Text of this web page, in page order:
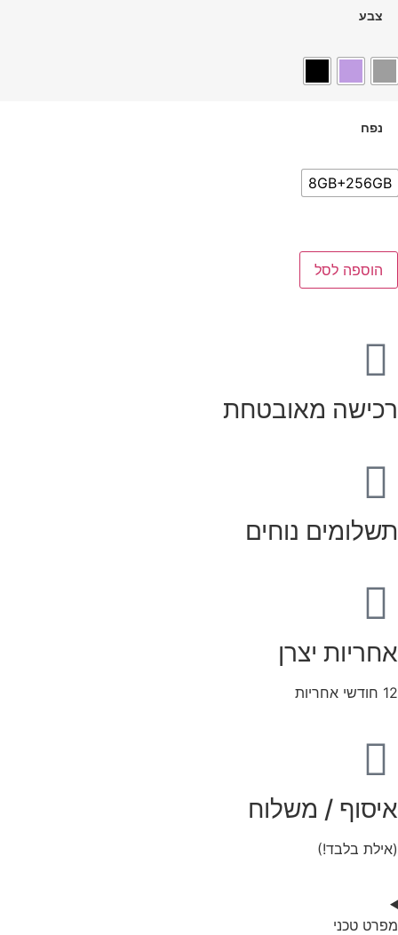
צבע
נפח
8GB+256GB
הוספה לסל
רכישה מאובטחת
תשלומים נוחים
אחריות יצרן
12 חודשי אחריות
איסוף / משלוח
(אילת בלבד!)
מפרט טכני